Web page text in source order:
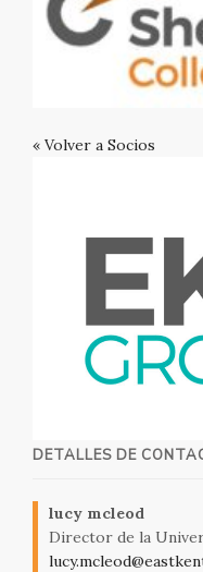
« Volver a Socios
DETALLES DE
lucy mcleod
Director de la